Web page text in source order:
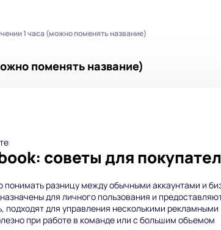
1 часа (можно поменять название)
поменять название)
советы для
понимать разницу между обычными аккаунтами и
для личного пользования и
для управления несколькими рекламными
при работе в команде или с большим объемом